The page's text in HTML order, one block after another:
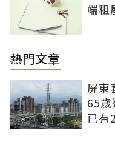
端租
熱門文章
屏東
65
已有